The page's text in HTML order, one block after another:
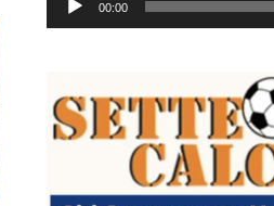
00:00